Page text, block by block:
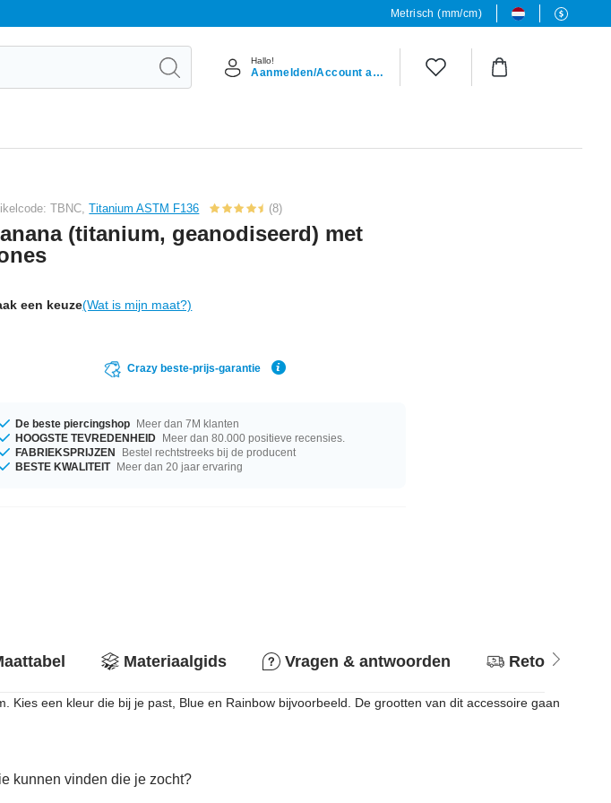
Metrisch (mm/cm)
Hallo!
Aanmelden/Account aanmaken
TBNC,Titanium ASTM F136 (8)
(titanium, geanodiseerd) met
een keuze(Wat is mijn maat?)
Crazy beste-prijs-garantie
De beste piercingshop Meer dan 7M klanten
HOOGSTE TEVREDENHEID Meer dan 80.000 positieve recensies.
FABRIEKSPRIJZEN
Bestel rechtstreeks bij de producent
BESTE KWALITEIT Meer dan 20 jaar ervaring
Materiaalgids Vragen & antwoorden Retourbeleid
een kleur die bij je past, Blue en Rainbow bijvoorbeeld. De grootten van dit accessoire gaan
kunnen vinden die je zocht?